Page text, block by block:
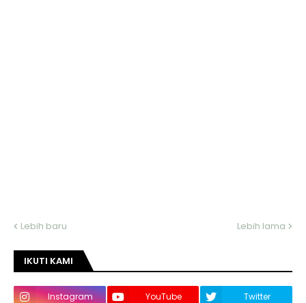
Lebih baru Lebih lama
IKUTI KAMI
Instagram YouTube Twitter